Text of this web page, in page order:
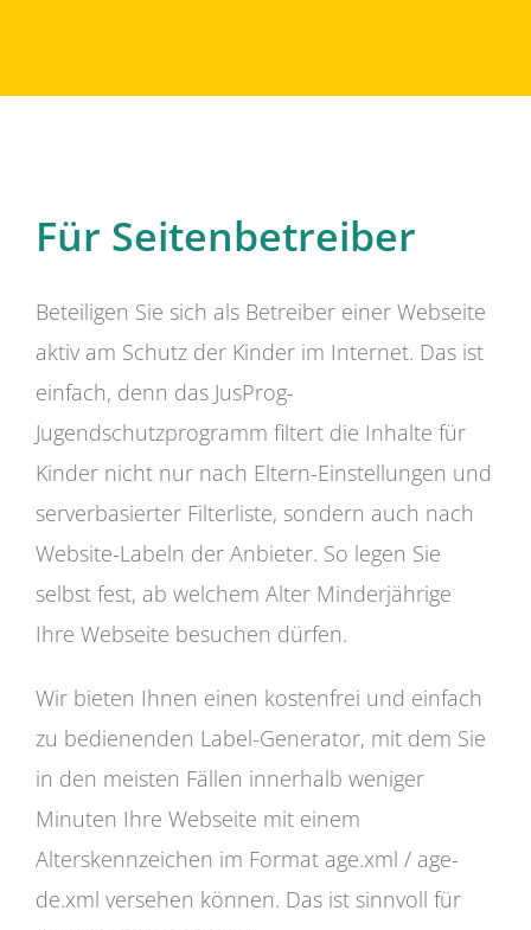
Für Seitenbetreiber
Beteiligen Sie sich als Betreiber einer Webseite
aktiv am Schutz der Kinder im Internet. Das ist
einfach, denn das JusProg-
Jugendschutzprogramm filtert die Inhalte für
Kinder nicht nur nach Eltern-Einstellungen und
serverbasierter Filterliste, sondern auch nach
Website-Labeln der Anbieter. So legen Sie
selbst fest, ab welchem Alter Minderjährige
Ihre Webseite besuchen dürfen.
Wir bieten Ihnen einen kostenfrei und einfach
zu bedienenden Label-Generator, mit dem Sie
in den meisten Fällen innerhalb weniger
Minuten Ihre Webseite mit einem
Alterskennzeichen im Format age.xml / age-
de.xml versehen können. Das ist sinnvoll für